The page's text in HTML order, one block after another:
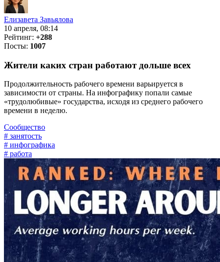
Елизавета Завьялова
10 апреля, 08:14
Рейтинг: +288
Посты: 1007
Жители каких стран работают дольше всех
Продолжительность рабочего времени варьируется в
зависимости от страны. На инфографику попали самые
«трудолюбивые» государства, исходя из среднего рабочего
времени в неделю.
Сообщество
# занятость
# инфографика
# работа